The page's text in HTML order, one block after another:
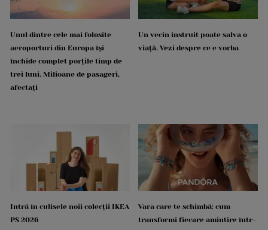
Unul dintre cele mai folosite
aeroporturi din Europa își
închide complet porțile timp de
trei luni. Milioane de pasageri,
afectați
Un vecin instruit poate salva o
viață. Vezi despre ce e vorba
Intră în culisele noii colecții IKEA
PS 2026
Vara care te schimbă: cum
transformi fiecare amintire într-